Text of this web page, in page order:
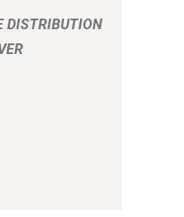
DISTRIBUTION